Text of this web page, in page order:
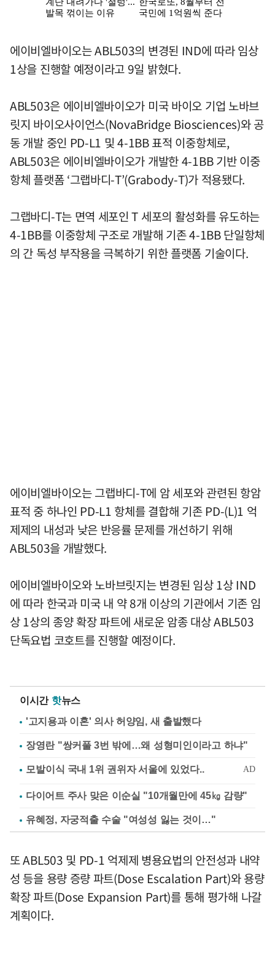
에이비엘바이오는 ABL503의 변경된 IND에 따라 임상
1상을 진행할 예정이라고 9일 밝혔다.
ABL503은 에이비엘바이오가 미국 바이오 기업 노바브
릿지 바이오사이언스(NovaBridge Biosciences)와 공
동 개발 중인 PD-L1 및 4-1BB 표적 이중항체로,
ABL503은 에이비엘바이오가 개발한 4-1BB 기반 이중
항체 플랫폼 ‘그랩바디-T’(Grabody-T)가 적용됐다.
그랩바디-T는 면역 세포인 T 세포의 활성화를 유도하는
4-1BB를 이중항체 구조로 개발해 기존 4-1BB 단일항체
의 간 독성 부작용을 극복하기 위한 플랫폼 기술이다.
에이비엘바이오는 그랩바디-T에 암 세포와 관련된 항암
표적 중 하나인 PD-L1 항체를 결합해 기존 PD-(L)1 억
제제의 내성과 낮은 반응률 문제를 개선하기 위해
ABL503을 개발했다.
에이비엘바이오와 노바브릿지는 변경된 임상 1상 IND
에 따라 한국과 미국 내 약 8개 이상의 기관에서 기존 임
상 1상의 종양 확장 파트에 새로운 암종 대상 ABL503
단독요법 코호트를 진행할 예정이다.
이시간 핫뉴스
'고지용과 이혼' 의사 허양임, 새 출발했다
장영란 "쌍커풀 3번 밖에…왜 성형미인이라고 하냐"
다이어트 주사 맞은 이순실 "10개월만에 45㎏ 감량"
유혜정, 자궁적출 수술 "여성성 잃는 것이…"
또 ABL503 및 PD-1 억제제 병용요법의 안전성과 내약
성 등을 용량 증량 파트(Dose Escalation Part)와 용량
확장 파트(Dose Expansion Part)를 통해 평가해 나갈
계획이다.